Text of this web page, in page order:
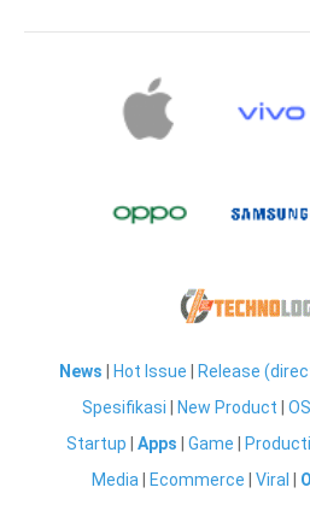
News Hot Issue Release
Spesifikasi
New Product |OS
Startup |Apps |Game
Media
Ecommerce |Viral